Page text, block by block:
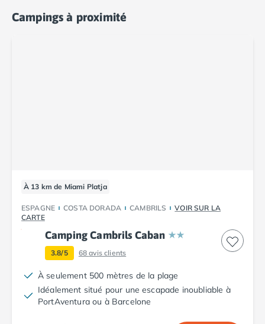
Camping Vannes
Camping Jura
Camping Clairvaux-les-Lacs
Camping Haute-Normandie
Camping Eure
Camping Ile-de-France
Camping Essonne
Camping Seine-et-Marne
Camping Val d'Oise
Camping Val-de-Marne
Campings à proximité
À 13 km de Miami Platja
ESPAGNE COSTA DORADA CAMBRILS
VOIR SUR LA
CARTE
Camping Cambrils Caban
3.8/5 68avis clients
À seulement 500 mètres de la plage
Idéalement situé pour une escapade inoubliable à
PortAventura ou à Barcelone